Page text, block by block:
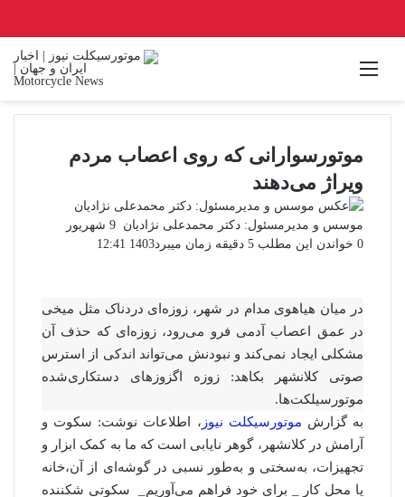
منو
موتورسوارانی که روی اعصاب مردم
ویراژ می‌دهند
موسس و مدیرمسئول: دکتر محمدعلی نژادیان ارسال
ایمیل
9 شهریور
1403 12:41
0 خواندن این مطلب 5 دقیقه زمان میبرد
در میان هیاهوی مدام در شهر، زوزه‌ای دردناک مثل میخی
در عمق اعصاب آدمی‌ فرو می‌رود، زوزه‌ای که حذف آن
مشکلی ایجاد نمی‌کند و نبودنش می‌تواند اندکی از استرس
صوتی کلانشهر بکاهد: زوزه اگزوزهای دستکاری‌شده
موتورسیلکت‌ها.
به گزارش موتورسیکلت نیوز ، اطلاعات نوشت: سکوت و
آرامش در کلانشهر، گوهر نایابی است که ما به کمک ابزار و
تجهیزات، به‌سختی و به‌طور نسبی در گوشه‌ای از آن،خانه
یا محل کار _ برای خود فراهم می‌آوریم_ سکوتی شکننده